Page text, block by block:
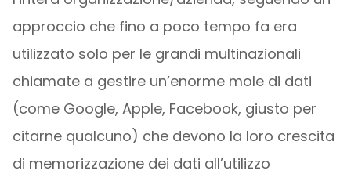
approccio che fino a poco tempo fa era
utilizzato solo per le grandi multinazionali
chiamate a gestire un’enorme mole di dati
(come Google, Apple, Facebook, giusto per
citarne qualcuno) che devono la loro crescita
di memorizzazione dei dati all’utilizzo